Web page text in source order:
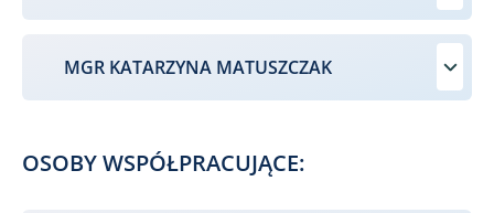
MGR KATARZYNA MATUSZCZAK
OSOBY WSPÓŁPRACUJĄCE: